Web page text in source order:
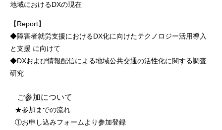
地域におけるDXの現在
【Report】
◆障害者就労支援におけるDX化に向けたテクノロジー活用導入
と支援 に向けて
◆DXおよび情報配信による地域公共交通の活性化に関する調査
研究
ご参加について
★参加までの流れ
①お申し込みフォームより参加登録